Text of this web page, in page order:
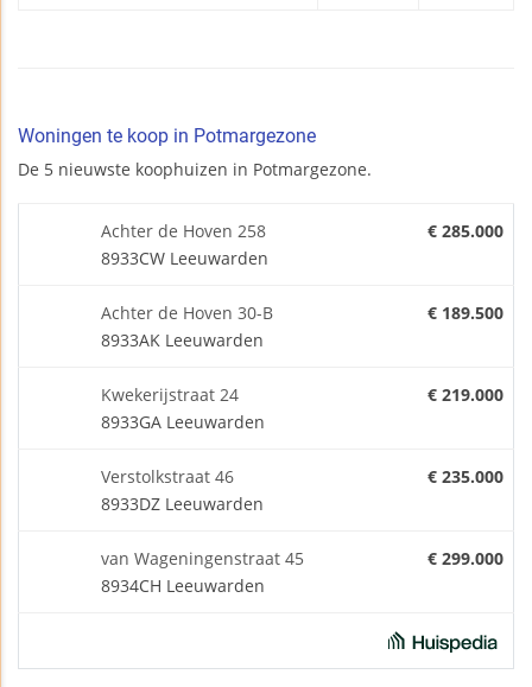
Woningen te koop in Potmargezone
De 5 nieuwste koophuizen in Potmargezone.
Achter de Hoven 258
8933CW Leeuwarden
€ 285.000
Achter de Hoven 30-B
8933AK Leeuwarden
€ 189.500
Kwekerijstraat 24
8933GA Leeuwarden
€ 219.000
Verstolkstraat 46
8933DZ Leeuwarden
€ 235.000
van Wageningenstraat 45
8934CH Leeuwarden
€ 299.000